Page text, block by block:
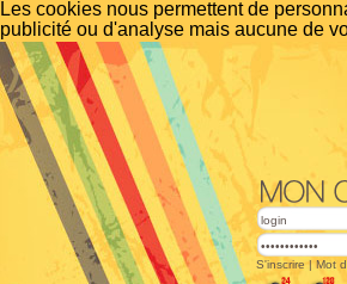
Les cookies nous permettent de
publicité ou d'analyse mais aucune de
S'inscrire | Mot